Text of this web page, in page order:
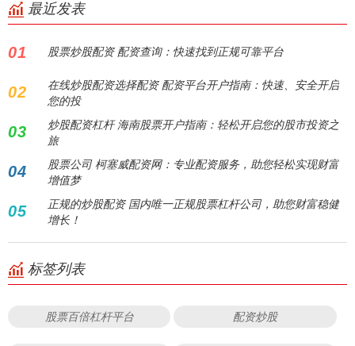
最近发表
01 股票炒股配资 配资查询：快速找到正规可靠平台
02
在线炒股配资选择配资 配资平台开户指南：快速、安全开启
您的投
03
炒股配资杠杆 海南股票开户指南：轻松开启您的股市投资之
旅
04
股票公司 柯塞威配资网：专业配资服务，助您轻松实现财富
增值梦
05
正规的炒股配资 国内唯一正规股票杠杆公司，助您财富稳健
增长！
标签列表
股票百倍杠杆平台 配资炒股